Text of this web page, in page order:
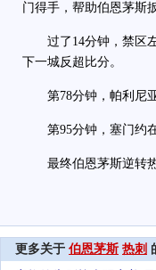
门得手，帮助伯恩茅斯
过了14分钟，禁区左
下一城反超比分。
第78分钟，帕利尼亚
第95分钟，塞门约在
最终伯恩茅斯逆转热
更多关于 伯恩茅斯 热刺